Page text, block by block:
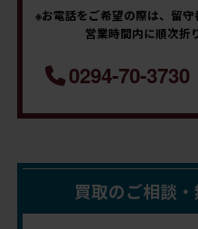
※お電話をご希望の際は、留
営業時間内に順次折
0294-70-3730
買取のご相談